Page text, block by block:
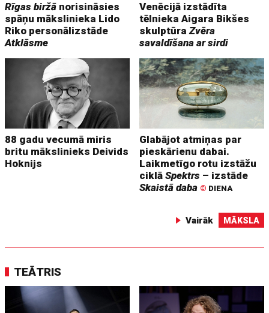
Rīgas biržā norisināsies
spāņu mākslinieka Lido
Riko personālizstāde
Atklāsme
Venēcijā izstādīta
tēlnieka Aigara Bikšes
skulptūraZvēra
savaldīšana ar sirdi
88 gadu vecumā miris
britu mākslinieks Deivids
Hoknijs
Glabājot atmiņas par
pieskārienu dabai.
Laikmetīgo rotu izstāžu
ciklāSpektrs – izstāde
Skaistā daba © DIENA
Vairāk MĀKSLA
TEĀTRIS